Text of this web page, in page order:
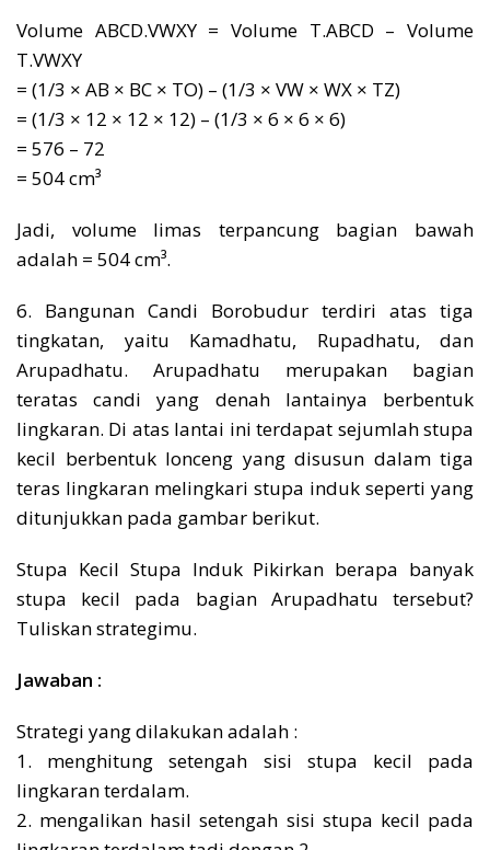
Volume ABCD.VWXY = Volume T.ABCD – Volume
T.VWXY
= (1/3 × AB × BC × TO) – (1/3 × VW × WX × TZ)
= (1/3 × 12 × 12 × 12) – (1/3 × 6 × 6 × 6)
= 576 – 72
= 504 cm³
Jadi, volume limas terpancung bagian bawah
adalah = 504 cm³.
6. Bangunan Candi Borobudur terdiri atas tiga
tingkatan, yaitu Kamadhatu, Rupadhatu, dan
Arupadhatu. Arupadhatu merupakan bagian
teratas candi yang denah lantainya berbentuk
lingkaran. Di atas lantai ini terdapat sejumlah stupa
kecil berbentuk lonceng yang disusun dalam tiga
teras lingkaran melingkari stupa induk seperti yang
ditunjukkan pada gambar berikut.
Stupa Kecil Stupa Induk Pikirkan berapa banyak
stupa kecil pada bagian Arupadhatu tersebut?
Tuliskan strategimu.
Jawaban :
Strategi yang dilakukan adalah :
1. menghitung setengah sisi stupa kecil pada
lingkaran terdalam.
2. mengalikan hasil setengah sisi stupa kecil pada